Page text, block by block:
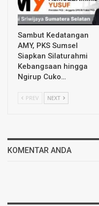
Sambut Kedatangan
AMY, PKS Sumsel
Siapkan Silaturahmi
Kebangsaan hingga
Ngirup Cuko…
PREV NEXT
KOMENTAR ANDA